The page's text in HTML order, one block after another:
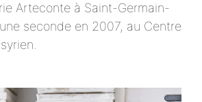
Arteconte à Saint-Germain-
seconde en 2007, au Centre